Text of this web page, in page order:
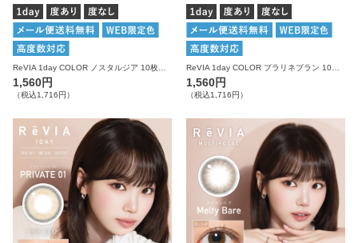
1,560円
（税込1,716円）
1,560円
（税込1,716円）